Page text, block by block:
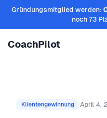
Zum Inhalt springen
Gründungsmitglied werden:
noch 73
CoachPilot
Klientengewinnung April 4,